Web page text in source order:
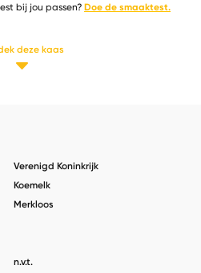
bij jou passen? Doe de smaaktest.
deze kaas
Verenigd Koninkrijk
Koemelk
Merkloos
n.v.t.